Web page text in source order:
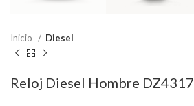
Inicio Diesel
Reloj Diesel Hombre DZ4317